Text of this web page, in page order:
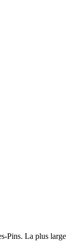
La plus